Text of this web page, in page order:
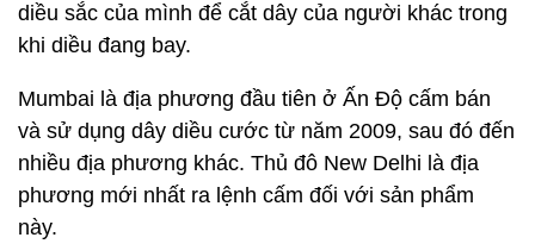
diều sắc của mình để cắt dây của người khác trong
khi diều đang bay.
Mumbai là địa phương đầu tiên ở Ấn Độ cấm bán
và sử dụng dây diều cước từ năm 2009, sau đó đến
nhiều địa phương khác. Thủ đô New Delhi là địa
phương mới nhất ra lệnh cấm đối với sản phẩm
này.